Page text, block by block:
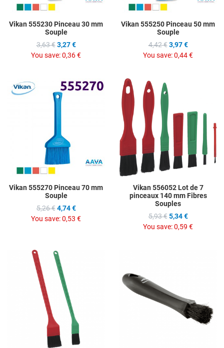
Vikan 555230 Pinceau 30 mm
Souple
3,63 € 3,27 €
You save:0,36 €
Vikan 555250 Pinceau 50 mm
Souple
4,42 € 3,97 €
You save:0,44 €
Add to Wishlist
Add to Compare
Quick View
Vikan 555270 Pinceau 70 mm
Souple
5,26 € 4,74 €
You save:0,53 €
Vikan 556052 Lot de 7
pinceaux 140 mm Fibres
Souples
5,93 € 5,34 €
You save:0,59 €
Add to Compare